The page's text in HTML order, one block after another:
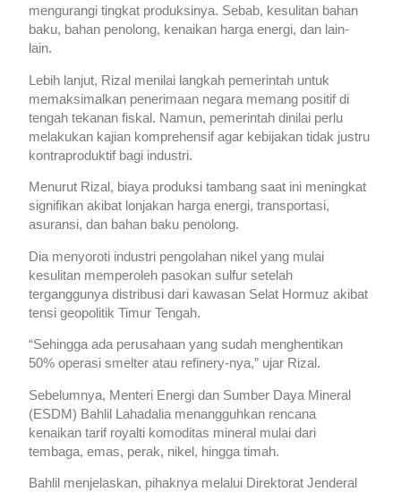
mengurangi tingkat produksinya. Sebab, kesulitan bahan
baku, bahan penolong, kenaikan harga energi, dan lain-
lain.
Lebih lanjut, Rizal menilai langkah pemerintah untuk
memaksimalkan penerimaan negara memang positif di
tengah tekanan fiskal. Namun, pemerintah dinilai perlu
melakukan kajian komprehensif agar kebijakan tidak justru
kontraproduktif bagi industri.
Menurut Rizal, biaya produksi tambang saat ini meningkat
signifikan akibat lonjakan harga energi, transportasi,
asuransi, dan bahan baku penolong.
Dia menyoroti industri pengolahan nikel yang mulai
kesulitan memperoleh pasokan sulfur setelah
terganggunya distribusi dari kawasan Selat Hormuz akibat
tensi geopolitik Timur Tengah.
“Sehingga ada perusahaan yang sudah menghentikan
50% operasi smelter atau refinery-nya,” ujar Rizal.
Sebelumnya, Menteri Energi dan Sumber Daya Mineral
(ESDM) Bahlil Lahadalia menangguhkan rencana
kenaikan tarif royalti komoditas mineral mulai dari
tembaga, emas, perak, nikel, hingga timah.
Bahlil menjelaskan, pihaknya melalui Direktorat Jenderal